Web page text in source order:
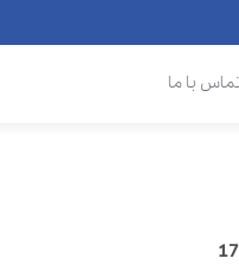
با ما